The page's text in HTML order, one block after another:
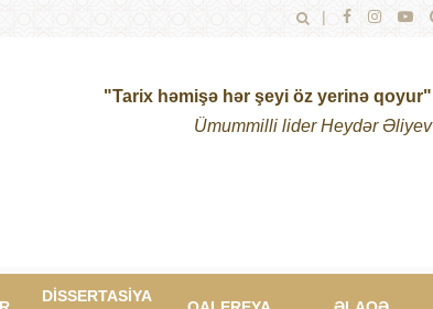
|
"Tarix həmişə hər şeyi öz yerinə qoyur"
Ümummilli lider Heydər Əliyev
DİSSERTASİYA